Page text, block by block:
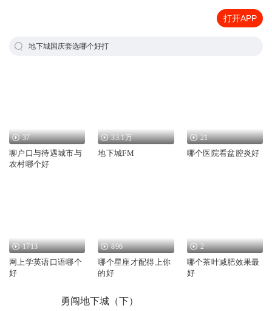
打开APP
地下城国庆套选哪个好打
37
聊户口与待遇城市与
农村哪个好
33.1万
地下城FM
21
哪个医院看盆腔炎好
1713
网上学英语口语哪个
好
896
哪个星座才配得上你
的好
2
哪个茶叶减肥效果最
好
勇闯地下城（下）